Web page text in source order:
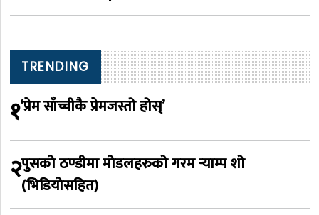
TRENDING
१‘प्रेम साँच्चीकै प्रेमजस्तो होस्’
२पुसको ठण्डीमा मोडलहरुको गरम र्‍याम्प शो
(भिडियोसहित)